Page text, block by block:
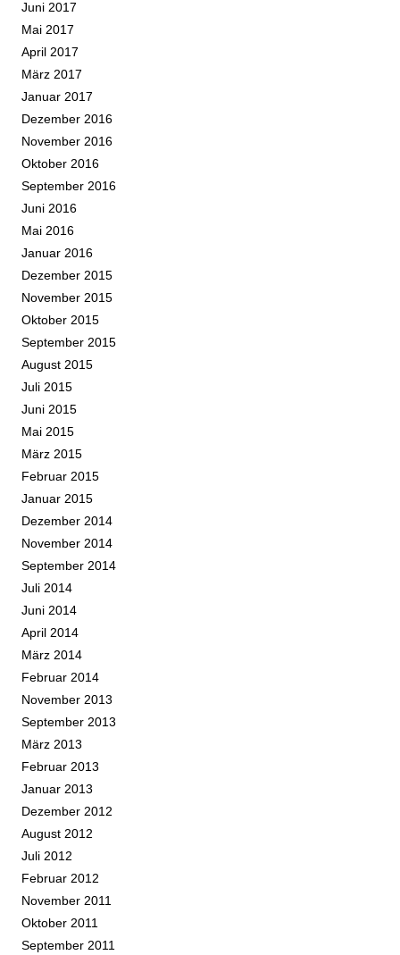
Juni 2017
Mai 2017
April 2017
März 2017
Januar 2017
Dezember 2016
November 2016
Oktober 2016
September 2016
Juni 2016
Mai 2016
Januar 2016
Dezember 2015
November 2015
Oktober 2015
September 2015
August 2015
Juli 2015
Juni 2015
Mai 2015
März 2015
Februar 2015
Januar 2015
Dezember 2014
November 2014
September 2014
Juli 2014
Juni 2014
April 2014
März 2014
Februar 2014
November 2013
September 2013
März 2013
Februar 2013
Januar 2013
Dezember 2012
August 2012
Juli 2012
Februar 2012
November 2011
Oktober 2011
September 2011